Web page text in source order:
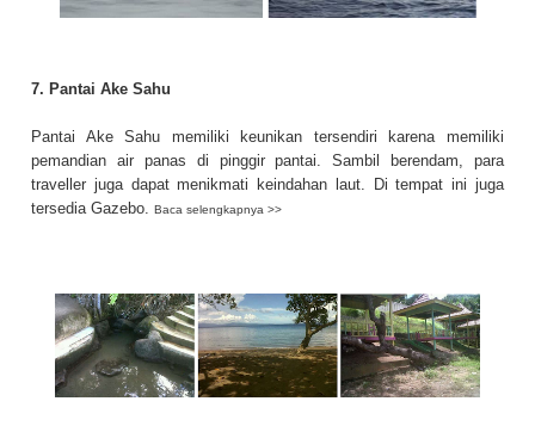
7. Pantai Ake Sahu
Pantai Ake Sahu memiliki keunikan tersendiri karena memiliki
pemandian air panas di pinggir pantai. Sambil berendam, para
traveller juga dapat menikmati keindahan laut. Di tempat ini juga
tersedia Gazebo.
Baca selengkapnya >>